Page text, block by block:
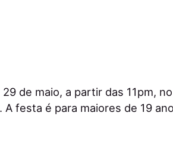
de maio, a partir das 11pm,
festa é para maiores de 19